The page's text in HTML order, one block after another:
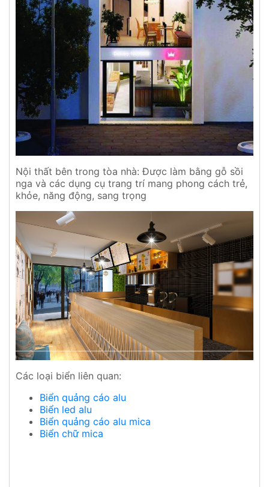
Nội thất bên trong tòa nhà: Được làm bằng gỗ sồi
nga và các dụng cụ trang trí mang phong cách trẻ,
khỏe, năng động, sang trọng
Các loại biển liên quan:
Biển quảng cáo alu
Biển led alu
Biển quảng cáo alu mica
Biển chữ mica